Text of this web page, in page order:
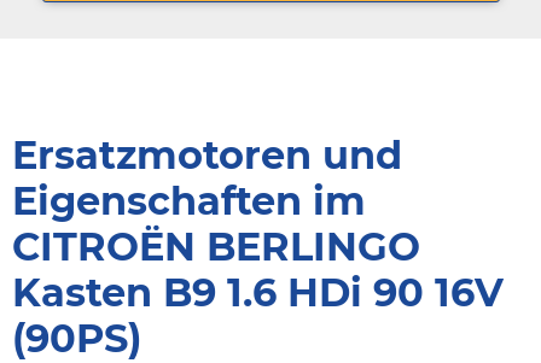
Ersatzmotoren und
Eigenschaften im
CITROËN BERLINGO
Kasten B9 1.6 HDi 90 16V
(90PS)